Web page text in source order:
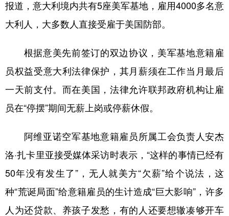
报道，意大利境内共有5座美军基地，雇用4000多名意
大利人，大多数人直接受雇于美国防部。
根据意美先前签订的双边协议，美军基地意籍雇
员权益受意大利法律保护，其月薪须在工作当月最后
一天前支付。而在美国，法律允许联邦政府机构让雇
员在“停摆”期间无薪上岗或停薪休假。
阿维亚诺空军基地意籍雇员所属工会负责人安杰
洛·扎卡里亚接受媒体采访时表示，“这样的事情已经有
50年没有发生了”，无人就美方“欠薪”给个说法，这
种“荒诞局面”给意籍雇员的生计造成“巨大影响”，许多
人为还贷款、养孩子发愁，有的人还要想辙凑够开车